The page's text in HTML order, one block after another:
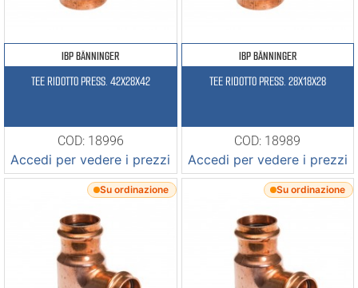
IBP BÄNNINGER
TEE RIDOTTO PRESS. 42X28X42
COD: 18996
Accedi per vedere i prezzi
IBP BÄNNINGER
TEE RIDOTTO PRESS. 28X18X28
COD: 18989
Accedi per vedere i prezzi
Su ordinazione Su ordinazione